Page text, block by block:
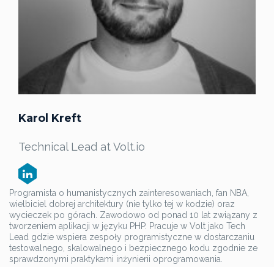
Karol Kreft
Technical Lead at Volt.io
Programista o humanistycznych zainteresowaniach, fan NBA,
wielbiciel dobrej architektury (nie tylko tej w kodzie) oraz
wycieczek po górach. Zawodowo od ponad 10 lat związany z
tworzeniem aplikacji w języku PHP. Pracuje w Volt jako Tech
Lead gdzie wspiera zespoły programistyczne w dostarczaniu
testowalnego, skalowalnego i bezpiecznego kodu zgodnie ze
sprawdzonymi praktykami inżynierii oprogramowania.